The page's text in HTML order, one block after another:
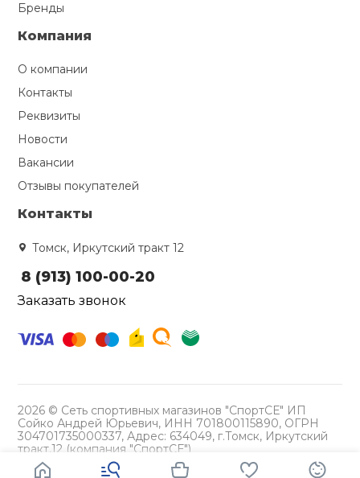
Бренды
Компания
О компании
Контакты
Реквизиты
Новости
Вакансии
Отзывы покупателей
Контакты
Томск, Иркутский тракт 12
8 (913) 100-00-20
Заказать звонок
2026 © Сеть спортивных магазинов "СпортСЕ" ИП
Сойко Андрей Юрьевич, ИНН 701800115890, ОГРН
304701735000337, Адрес: 634049, г.Томск, Иркутский
тракт,12 (компания "СпортСЕ")
Политика конфиденциальности